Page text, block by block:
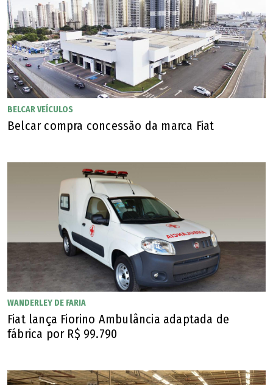
BELCAR VEÍCULOS
Belcar compra concessão da marca Fiat
WANDERLEY DE FARIA
Fiat lança Fiorino Ambulância adaptada de
fábrica por R$ 99.790